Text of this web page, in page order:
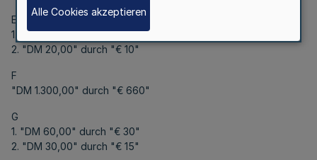
E
1. "DM 80,00" durch "€ 40"
2. "DM 20,00" durch "€ 10"
F
"DM 1.300,00" durch "€ 660"
G
1. "DM 60,00" durch "€ 30"
2. "DM 30,00" durch "€ 15"
Alle Cookies akzeptieren